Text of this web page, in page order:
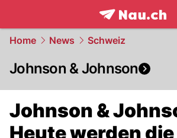
frontpage.
Home News Schweiz
Johnson & Johnson
Johnson &
Heute werden